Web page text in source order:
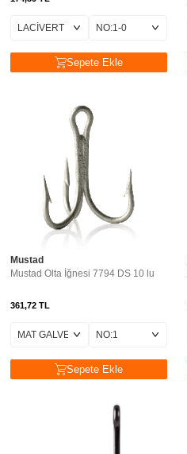
Sepete Ekle
Mustad
Mustad Olta İğnesi 7794 DS 10 lu
361,72 TL
Sepete Ekle